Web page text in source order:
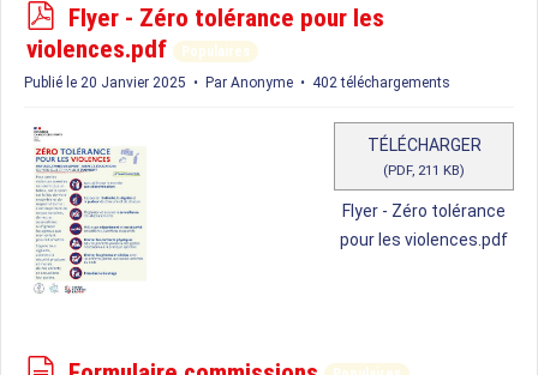
p
d
f
Flyer - Zéro tolérance pour les
violences.pdf
Populaires
Publié le 20 Janvier 2025
Par Anonyme 402 téléchargements
TÉLÉCHARGER
(PDF, 211 KB)
Flyer - Zéro tolérance
pour les violences.pdf